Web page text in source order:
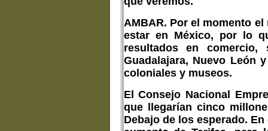
AMBAR. Por el momento
estar en México, por lo
resultados en
Guadalajara, Nuevo León
coloniales y museos.
El Consejo Nacional
que llegarían cinco
Debajo de los esperado.